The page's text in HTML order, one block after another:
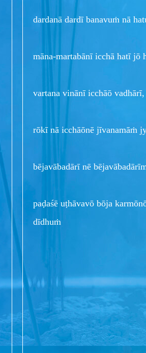
dardanā dardī banavuṁ nā
māna-martabānī icchā hatī jō
vartana vinānī icchāō
rōkī nā icchāōnē jīvanamāṁ
bējavābadārī nē
paḍaśē uṭhāvavō bōja
dīdhuṁ